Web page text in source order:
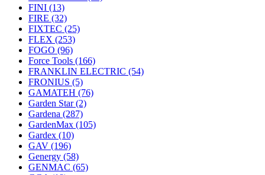
FINI (13)
FIRE (32)
FIXTEC (25)
FLEX (253)
FOGO (96)
Force Tools (166)
FRANKLIN ELECTRIC (54)
FRONIUS (5)
GAMATEH (76)
Garden Star(2)
Gardena (287)
GardenMax (105)
Gardex (10)
GAV (196)
Genergy (58)
GENMAC (65)